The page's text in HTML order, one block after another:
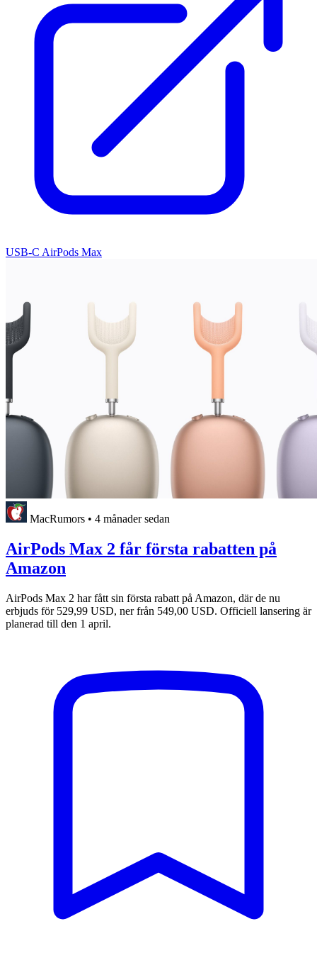
USB-C AirPods Max
MacRumors • 4 månader sedan
AirPods Max 2 får första rabatten på
Amazon
AirPods Max 2 har fått sin första rabatt på Amazon, där de nu
erbjuds för 529,99 USD, ner från 549,00 USD. Officiell lansering är
planerad till den 1 april.